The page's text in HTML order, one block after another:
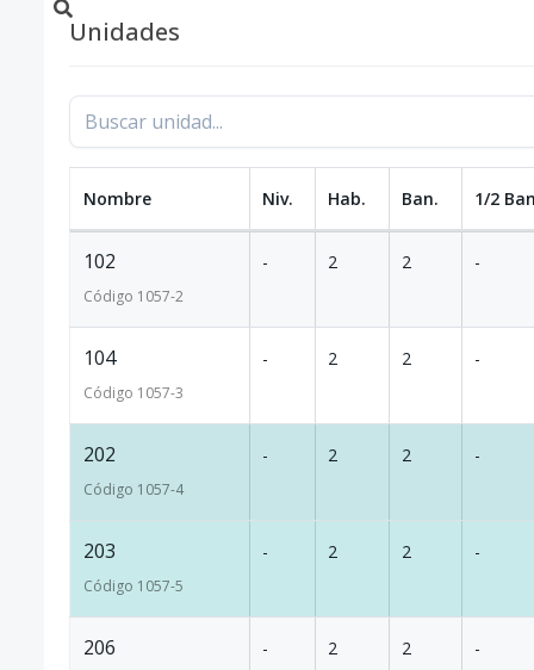
Unidades
Nombre Niv. Hab. Ban. 1/2
102
Código 1057-2
- 2 2 -
104
Código 1057-3
- 2 2 -
202
Código 1057-4
- 2 2 -
203
Código 1057-5
- 2 2 -
206 - 2 2 -